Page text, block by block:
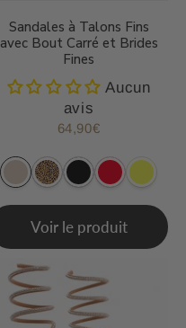
Sandales à Talons Fins
avec Bout Carré et Brides
Fines
Aucun
avis
Prix
64,90€
Voir le produit